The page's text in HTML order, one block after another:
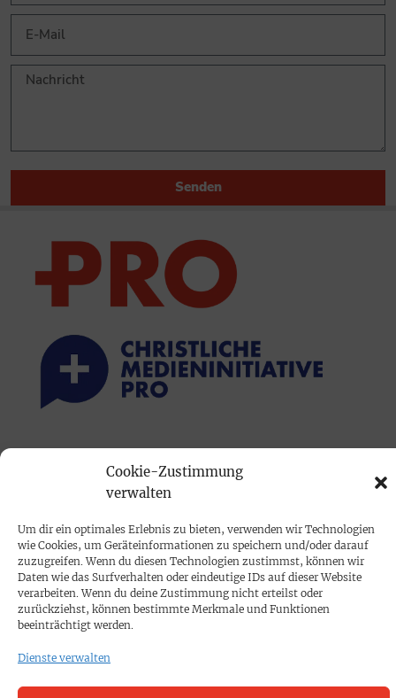
Cookie-Zustimmung
verwalten
Um dir ein optimales Erlebnis zu bieten, verwenden wir Technologien
wie Cookies, um Geräteinformationen zu speichern und/oder darauf
zuzugreifen. Wenn du diesen Technologien zustimmst, können wir
Daten wie das Surfverhalten oder eindeutige IDs auf dieser Website
verarbeiten. Wenn du deine Zustimmung nicht erteilst oder
zurückziehst, können bestimmte Merkmale und Funktionen
beeinträchtigt werden.
Dienste verwalten
Senden
PRINTAUSGABE
Mediadaten
PROKOMPAKT
Impressum
SPENDEN
KONTAKT